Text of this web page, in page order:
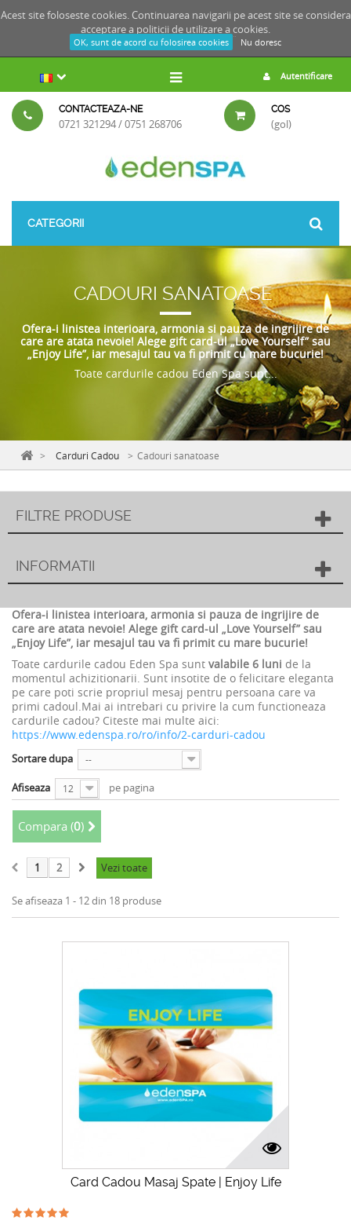
Acest site foloseste cookies. Continuarea navigarii pe acest site se considera
acceptare a politicii de utilizare a cookies.
OK, sunt de acord cu folosirea cookies Nu doresc
Autentificare
CONTACTEAZA-NE
0721 321294 / 0751 268706
COS
(gol)
CATEGORII
CADOURI SANATOASE
Ofera-i linistea interioara, armonia si pauza de ingrijire de
care are atata nevoie! Alege gift card-ul „Love Yourself” sau
„Enjoy Life”, iar mesajul tau va fi primit cu mare bucurie!
Toate cardurile cadou Eden Spa sunt...
> Carduri Cadou > Cadouri sanatoase
FILTRE PRODUSE
INFORMATII
Ofera-i linistea interioara, armonia si pauza de ingrijire de
care are atata nevoie! Alege gift card-ul „Love Yourself” sau
„Enjoy Life”, iar mesajul tau va fi primit cu mare bucurie!
Toate cardurile cadou Eden Spa sunt valabile 6 luni de la
momentul achizitionarii. Sunt insotite de o felicitare eleganta
pe care poti scrie propriul mesaj pentru persoana care va
primi cadoul.Mai ai intrebari cu privire la cum functioneaza
cardurile cadou? Citeste mai multe aici:
https://www.edenspa.ro/ro/info/2-carduri-cadou
Sortare dupa --
Afiseaza 12 pe pagina
Compara (0)
Vezi toate
1 2
Se afiseaza 1 - 12 din 18 produse
Card Cadou Masaj Spate | Enjoy Life